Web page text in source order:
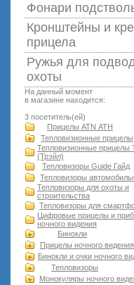
Фонари
Кронштейны и
прицела
Ружья для
оxоты
На данный момент
в магазине находится:
3 посетитель(ей)
Прицелы ATN АТН
Тепловизионные прицелы
Тепловизионные прицелы
(Трэйл)
Тепловизоры Guide Гайд
Тепловизоры
Тепловизоры для охоты и
строительства
Тепловизоры для
Цифровые прицелы и
ночного видения
Бинокли
Прицелы ночного видения
Бинокли и очки ночного
Тепловизоры
Монокуляры ночного